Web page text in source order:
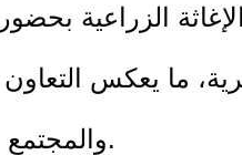
الزراعية
ما يعكس
والمجتمع المحلي لتحقيق التنمية الزراعية المستدامة.